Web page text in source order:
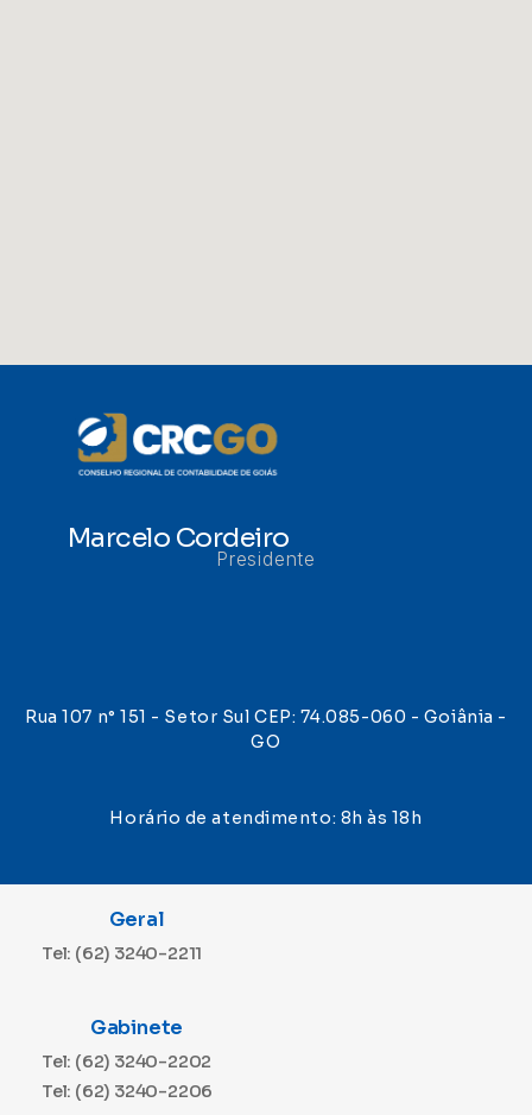
Marcelo Cordeiro
Presidente
Rua 107 n° 151 - Setor Sul CEP: 74.085-060 - Goiânia -
GO
Horário de atendimento: 8h às 18h
Geral
Tel: (62) 3240-2211
Gabinete
Tel: (62) 3240-2202
Tel: (62) 3240-2206